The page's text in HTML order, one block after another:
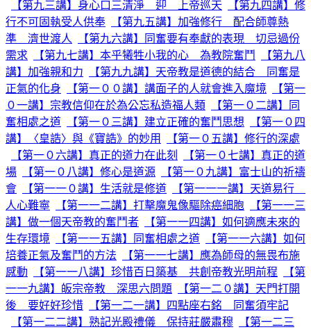
【第九三講】身心口三清淨 迎 上帝巡天
【第九四講】修
行不可固執受人供奉
【第九五講】加強修行 配合師尊熱
準 濟世渡人
【第九六講】同奮要有奉獻的表現 切忌過份
需求
【第九七講】本乎犧牲小我的心 為教院奮鬥
【第九八
講】加強親和力
【第九九講】天帝教是道德的結合 同奮是
正氣的化身
【第一００講】講面子的人就會進入魔境
【第一
０一講】宗教信仰在於為公忘私造福人類
【第一０二講】同
奮相處之道
【第一０三講】建立正確的奮鬥思想
【第一０四
講】〈皇誥〉與《寶誥》的妙用
【第一０五講】修行的深處
【第一０六講】真正的道力在此刻
【第一０七講】真正的道
場
【第一０八講】修心是道源
【第一０九講】富士山的祈禱
會
【第一一０講】生活就是修道
【第一一一講】天道易行
人心難寧
【第一一二講】打擊魔鬼像驅除癌細胞
【第一一三
講】做一個天帝教的奮鬥者
【第一一四講】如何適應未來的
生存環境
【第一一五講】同奮相處之道
【第一一六講】如何
培養正氣及奮鬥的方法
【第一一七講】應為師母的無畏布施
感動
【第一一八講】珍惜百日築基 共創帝教光明前程
【第
一一九講】皈宗帝教 深思六問題
【第一二０講】天門打開
後 要好好珍惜
【第一二一講】四點座右銘 同奮須牢記
【第一二二講】熟記光殿禮儀 保持莊嚴肅穆
【第一二三